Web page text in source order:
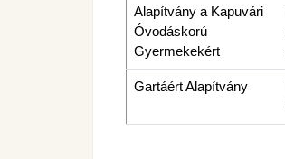
Alapítvány a Kapuvári
Óvodáskorú
Gyermekekért
Gartáért Alapítvány